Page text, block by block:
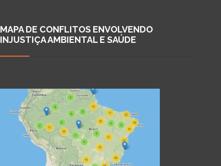
MAPA DE CONFLITOS ENVOLVENDO
INJUSTIÇA AMBIENTAL E SAÚDE